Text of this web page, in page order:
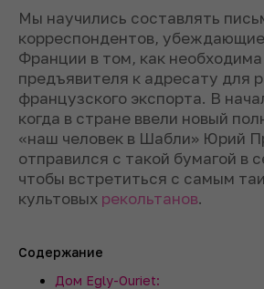
Мы научились составлять
корреспондентов,
Франции в том, как
предъявителя к адресату для
французского экспорта. В
когда в стране ввели новый
«наш человек в Шабли» Юрий
отправился с такой бумагой в
чтобы встретиться с самым
культовых рекольтанов.
Содержание
Дом Egly-Ouriet: